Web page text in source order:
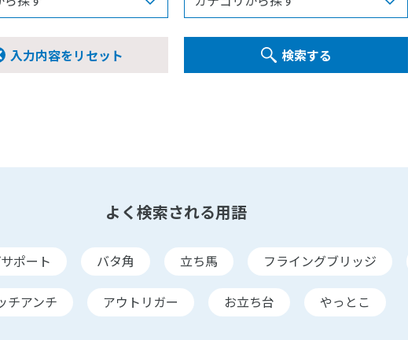
入力内容をリセット 検索する
よく検索される用語
ポート バタ角 立ち馬 フライングブリッジ
チアンチ アウトリガー お立ち台 やっとこ